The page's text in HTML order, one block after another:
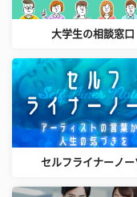
大学生の相談窓口
セルフライナーノー